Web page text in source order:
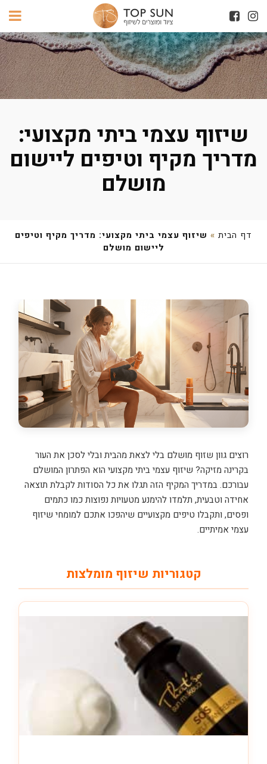
שיזוף עצמי ביתי מקצועי:
מדריך מקיף וטיפים ליישום
מושלם
דף הבית » שיזוף עצמי ביתי מקצועי: מדריך מקיף וטיפים
ליישום מושלם
רוצים גוון שזוף מושלם בלי לצאת מהבית ובלי לסכן את העור
בקרינה מזיקה? שיזוף עצמי ביתי מקצועי הוא הפתרון המושלם
עבורכם. במדריך המקיף הזה תגלו את כל הסודות לקבלת תוצאה
אחידה וטבעית, תלמדו להימנע מטעויות נפוצות כמו כתמים
ופסים, ותקבלו טיפים מקצועיים שיהפכו אתכם למומחי שיזוף
עצמי אמיתיים.
קטגוריות שיזוף מומלצות